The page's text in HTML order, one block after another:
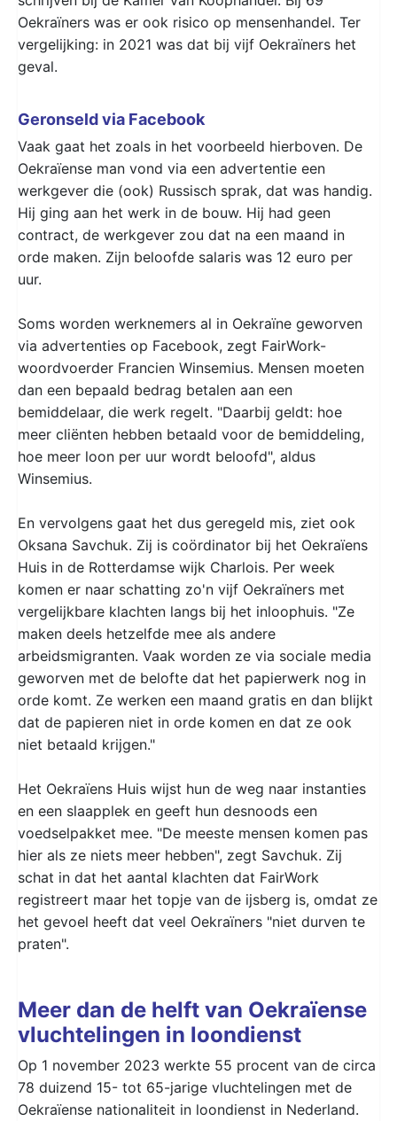
Oekraïners was er ook risico op mensenhandel. Ter
vergelijking: in 2021 was dat bij vijf Oekraïners het
geval.
Geronseld via Facebook
Vaak gaat het zoals in het voorbeeld hierboven. De
Oekraïense man vond via een advertentie een
werkgever die (ook) Russisch sprak, dat was handig.
Hij ging aan het werk in de bouw. Hij had geen
contract, de werkgever zou dat na een maand in
orde maken. Zijn beloofde salaris was 12 euro per
uur.
Soms worden werknemers al in Oekraïne geworven
via advertenties op Facebook, zegt FairWork-
woordvoerder Francien Winsemius. Mensen moeten
dan een bepaald bedrag betalen aan een
bemiddelaar, die werk regelt. "Daarbij geldt: hoe
meer cliënten hebben betaald voor de bemiddeling,
hoe meer loon per uur wordt beloofd", aldus
Winsemius.
En vervolgens gaat het dus geregeld mis, ziet ook
Oksana Savchuk. Zij is coördinator bij het Oekraïens
Huis in de Rotterdamse wijk Charlois. Per week
komen er naar schatting zo'n vijf Oekraïners met
vergelijkbare klachten langs bij het inloophuis. "Ze
maken deels hetzelfde mee als andere
arbeidsmigranten. Vaak worden ze via sociale media
geworven met de belofte dat het papierwerk nog in
orde komt. Ze werken een maand gratis en dan blijkt
dat de papieren niet in orde komen en dat ze ook
niet betaald krijgen."
Het Oekraïens Huis wijst hun de weg naar instanties
en een slaapplek en geeft hun desnoods een
voedselpakket mee. "De meeste mensen komen pas
hier als ze niets meer hebben", zegt Savchuk. Zij
schat in dat het aantal klachten dat FairWork
registreert maar het topje van de ijsberg is, omdat ze
het gevoel heeft dat veel Oekraïners "niet durven te
praten".
Meer dan de helft van Oekraïense
vluchtelingen in loondienst
Op 1 november 2023 werkte 55 procent van de circa
78 duizend 15- tot 65-jarige vluchtelingen met de
Oekraïense nationaliteit in loondienst in Nederland.